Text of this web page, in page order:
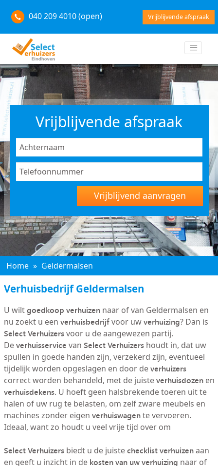
040 209 4010 (open) Vrijblijvende afspraak
Vrijblijvende afspraak
Vrijblijvend aanvragen
Home » Geldermalsen
Verhuisbedrijf Geldermalsen
U wiltgoedkoop verhuizennaar of van Geldermalsen en
nu zoekt u een verhuisbedrijfvoor uwverhuizing? Dan is
Select Verhuizersvoor u de aangewezen partij.
Deverhuisservice van Select Verhuizershoudt in, dat uw
spullen in goede handen zijn, verzekerd zijn, eventueel
tijdelijk worden opgeslagen en door deverhuizers
correct worden behandeld, met de juisteverhuisdozenen
verhuisdekens. U hoeft geen halsbrekende toeren uit te
halen of uw rug te belasten, om zelf zware meubels en
machines zonder eigen verhuiswagente vervoeren.
Ideaal, want zo houdt u veel vrije tijd over om
Select Verhuizersbiedt u de juistechecklist verhuizenaan
en geeft u inzicht in de kosten van uw verhuizing naar of